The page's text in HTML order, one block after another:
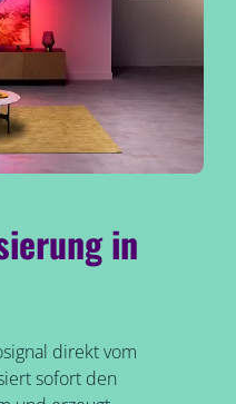
in
direkt vom
sofort den